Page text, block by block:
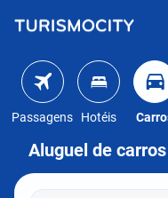
Passagens Hotéis
Aluguel de